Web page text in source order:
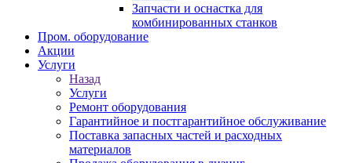
Запчасти и оснастка для
комбинированных станков
Пром. оборудование
Акции
Услуги
Назад
Услуги
Ремонт оборудования
Гарантийное и постгарантийное обслуживание
Поставка запасных частей и расходных
материалов